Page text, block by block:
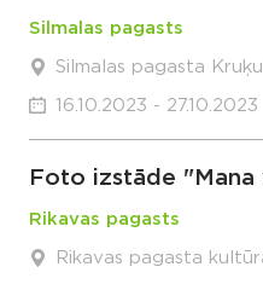
Silmalas pagasts
Silmalas pagasta
16.10.2023 - 27.10.2023
Foto izstāde "Mana
Rikavas pagasts
Rikavas pagasta